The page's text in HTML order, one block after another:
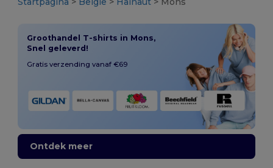
Groothandel T-shirts in Mons,
Snel geleverd!
Gratis verzending vanaf €69
Ontdek meer